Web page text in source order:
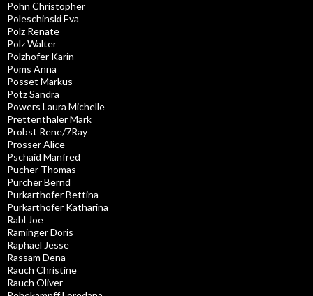
Pohn Christopher
Poleschinski Eva
Polz Renate
Polz Walter
Polzhofer Karin
Poms Anna
Posset Markus
Pötz Sandra
Powers Laura Michelle
Prettenthaler Mark
Probst Rene/7Ray
Prosser Alice
Pschaid Manfred
Pucher Thomas
Pürcher Bernd
Purkarthofer Bettina
Purkarthofer Katharina
Rabl Joe
Raminger Doris
Raphael Jesse
Rassam Dena
Rauch Christine
Rauch Oliver